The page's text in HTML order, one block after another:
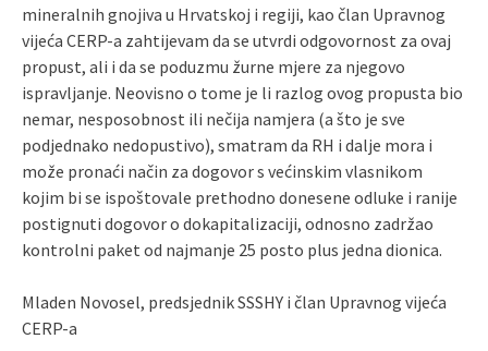
mineralnih gnojiva u Hrvatskoj i regiji, kao član Upravnog
vijeća CERP-a zahtijevam da se utvrdi odgovornost za ovaj
propust, ali i da se poduzmu žurne mjere za njegovo
ispravljanje. Neovisno o tome je li razlog ovog propusta bio
nemar, nesposobnost ili nečija namjera (a što je sve
podjednako nedopustivo), smatram da RH i dalje mora i
može pronaći način za dogovor s većinskim vlasnikom
kojim bi se ispoštovale prethodno donesene odluke i ranije
postignuti dogovor o dokapitalizaciji, odnosno zadržao
kontrolni paket od najmanje 25 posto plus jedna dionica.
Mladen Novosel, predsjednik SSSHY i član Upravnog vijeća
CERP-a